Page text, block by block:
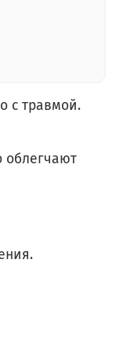
с травмой.
облегчают